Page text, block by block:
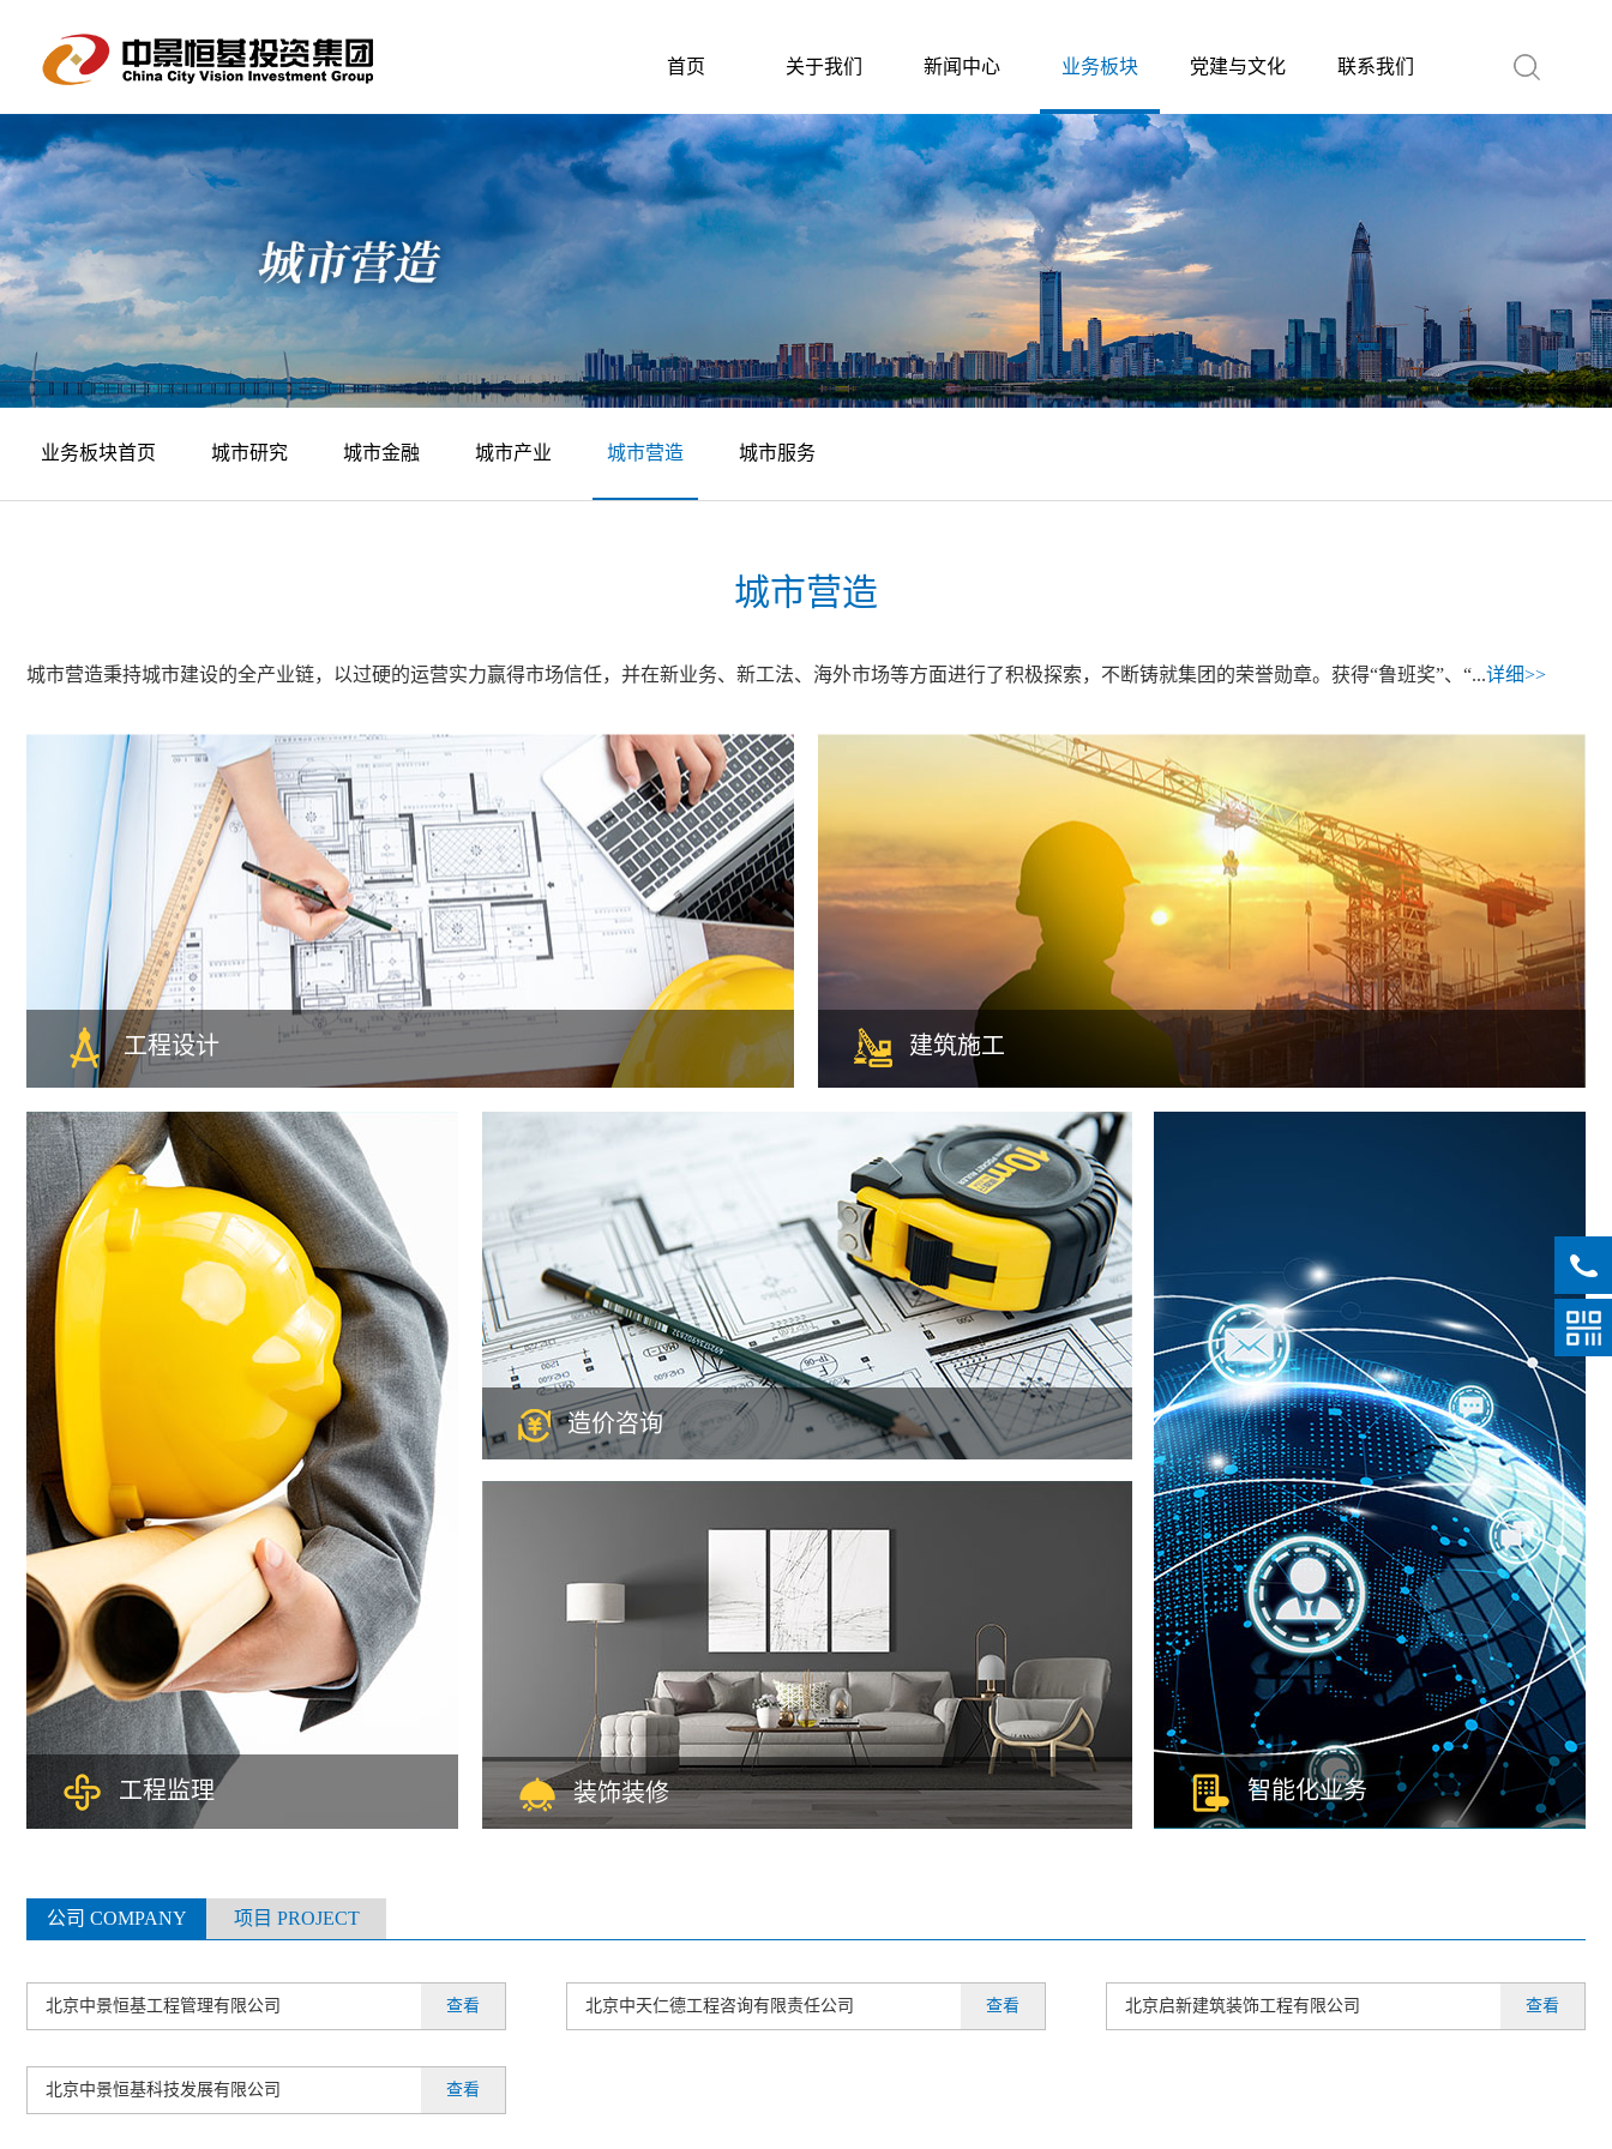
首页 关于我们 新闻中心 业务板块 党建与文化 联系我们
业务板块首页 城市研究 城市金融 城市产业 城市营造 城市服务
城市营造
城市营造秉持城市建设的全产业链，以过硬的运营实力赢得市场信任，并在新业务、新工法、海外市场等方面进行了积极探索，不断铸就集团的荣誉勋章。获得“鲁班奖”、“...详细>>
工程设计
在工程设计领域保持行业领先优势，拥有住建部核发的建筑装饰工程设计专项甲级资质，致力
于为大型办公、商业综合体、住宅地产等领域提供专业和优质的设计服务。采用先进的设计理
念和创新的技术，创作有生命力的作品。先后承接了长春国际会展中心、内蒙古乌海机场新建
航站楼等众多知名大型设计项目。
建筑施工
全国建筑工程施工总承包壹级、建筑装修装饰工程专业承包壹级等6项资质，主要从事土建、
钢结构、装饰装修等业务，拥有雄厚的资金实力和施工管理能力，拥有300余名专业技术人
才。运用现代施工手段，打造了诸多建筑精品，其中多项工程荣获“鲁班奖”、“国家质量奖”、
“长城杯”等省级以上优质工程奖。
工程监理
域，可承担所有专业工程类别建设工程项目的工
程监理业务。入选全国监理百强，拥有行业顶级
分发挥专业优势与丰富的实操经验，承接了3000
智能化业务
IoT、5G、大数据、智慧城市平台和操作系统
优质、安全、绿色、环保的智能化体系工程。
造价咨询
算，项目经济评价报告的编制和审核；建设项目概、预算的编制与审核、提供
装饰装修
公司 COMPANY 项目 PROJECT
北京中景恒基工程管理有限公司 查看 北京中天仁德工程咨询有限责任公司 查看 北京启新建筑装饰工程有限公司 查看
北京中景恒基科技发展有限公司 查看